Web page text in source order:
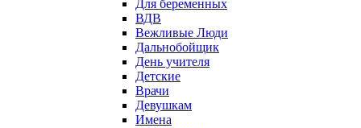
Для беременных
ВДВ
Вежливые Люди
Дальнобойщик
День учителя
Детские
Врачи
Девушкам
Имена